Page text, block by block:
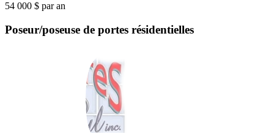
54 000 $ par an
Poseur/poseuse de portes résidentielles